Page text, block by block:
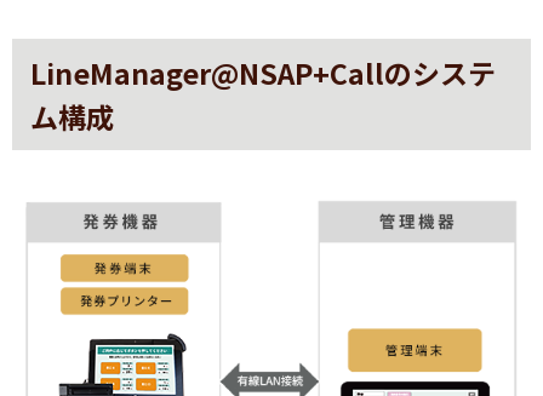
LineManager@NSAP+Callのシステ
ム構成